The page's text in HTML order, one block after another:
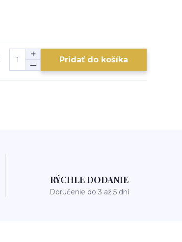
Pridať do košíka
RÝCHLE DODANIE
Doručenie do 3 až 5 dní